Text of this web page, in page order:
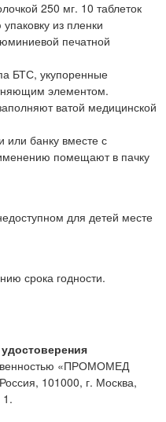
250 мг. 10 таблеток
из пленки
печатной
БТС, укупоренные
элементом.
ватой медицинской
или банку вместе с
помещают в пачку
для детей месте
срока годности.
«ПРОМОМЕД
101000, г. Москва,
1.